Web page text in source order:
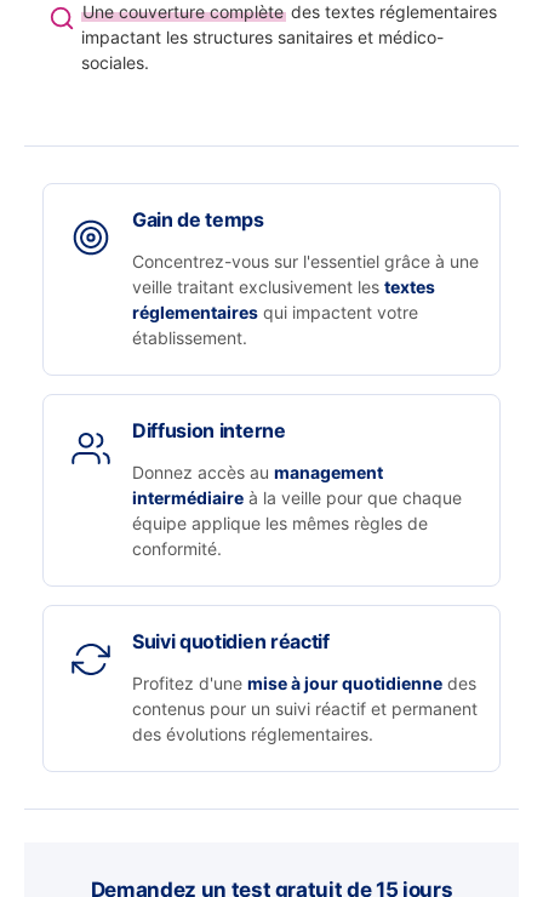
Une couverture complètedes textes réglementaires
impactant les structures sanitaires et médico-
sociales.
Gain de temps
Concentrez-vous sur l'essentiel grâce à une
veille traitant exclusivement les textes
réglementaires qui impactent votre
établissement.
Diffusion interne
Donnez accès au management
intermédiaire à la veille pour que chaque
équipe applique les mêmes règles de
conformité.
Suivi quotidien réactif
Profitez d'une mise à jour quotidienne des
contenus pour un suivi réactif et permanent
des évolutions réglementaires.
Demandez un test gratuit de 15 jours